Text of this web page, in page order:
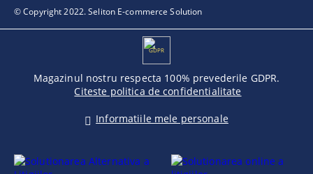
© Copyright 2022. Seliton E-commerce Solution
GDPR
Magazinul nostru respecta 100% prevederile GDPR.
Citeste politica de confidentialitate
Informatiile mele personale